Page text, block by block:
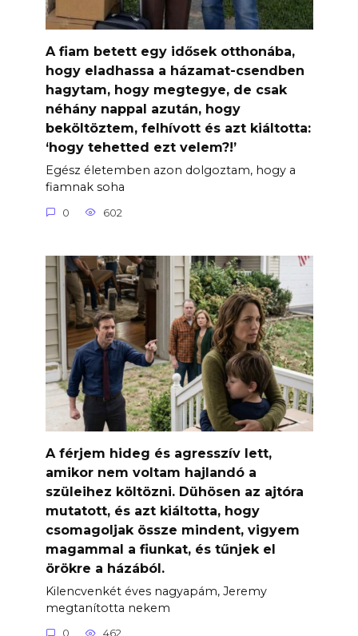
A fiam betett egy idősek otthonába,
hogy eladhassa a házamat-csendben
hagytam, hogy megtegye, de csak
néhány nappal azután, hogy
beköltöztem, felhívott és azt kiáltotta:
‘hogy tehetted ezt velem?!’
Egész életemben azon dolgoztam, hogy a
fiamnak soha
0 602
A férjem hideg és agresszív lett,
amikor nem voltam hajlandó a
szüleihez költözni. Dühösen az ajtóra
mutatott, és azt kiáltotta, hogy
csomagoljak össze mindent, vigyem
magammal a fiunkat, és tűnjek el
örökre a házából.
Kilencvenkét éves nagyapám, Jeremy
megtanította nekem
0 462